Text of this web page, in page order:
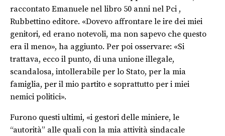
raccontato Emanuele nel libro 50 anni nel Pci ,
Rubbettino editore. «Dovevo affrontare le ire dei miei
genitori, ed erano notevoli, ma non sapevo che questo
era il meno», ha aggiunto. Per poi osservare: «Si
trattava, ecco il punto, di una unione illegale,
scandalosa, intollerabile per lo Stato, per la mia
famiglia, per il mio partito e soprattutto per i miei
nemici politici».
Furono questi ultimi, «i gestori delle miniere, le
“autorità” alle quali con la mia attività sindacale